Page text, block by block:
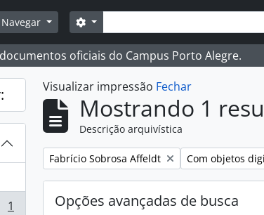
Navegar Buscar
Opções de busca
oficiais do Campus Porto Alegre.
1
Visualizar impressão Fechar
Mostrando 1
Descrição arquivística
Remover filtro:
Fabrício Sobrosa Affeldt Remover filtro:
Com objetos
Opções avançadas de busca